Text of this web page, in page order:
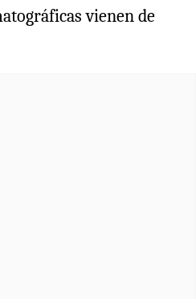
vienen de